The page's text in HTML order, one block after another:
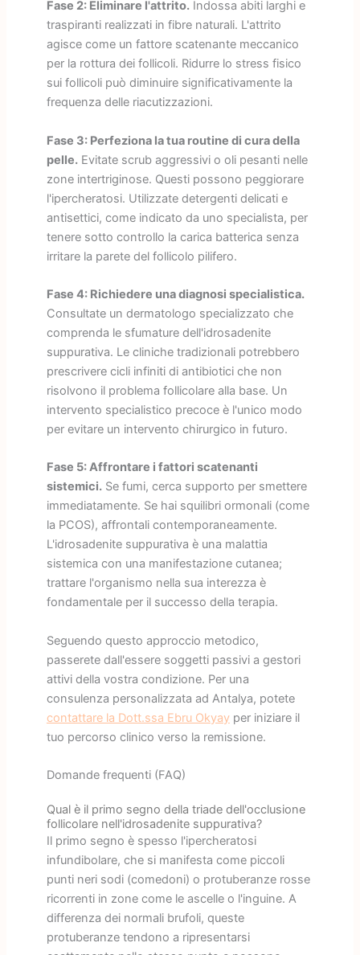
Fase 2: Eliminare l'attrito.Indossa abiti larghi e
traspiranti realizzati in fibre naturali. L'attrito
agisce come un fattore scatenante meccanico
per la rottura dei follicoli. Ridurre lo stress fisico
sui follicoli può diminuire significativamente la
frequenza delle riacutizzazioni.
Fase 3: Perfeziona la tua routine di cura della
pelle.Evitate scrub aggressivi o oli pesanti nelle
zone intertriginose. Questi possono peggiorare
l'ipercheratosi. Utilizzate detergenti delicati e
antisettici, come indicato da uno specialista, per
tenere sotto controllo la carica batterica senza
irritare la parete del follicolo pilifero.
Fase 4: Richiedere una diagnosi specialistica.
Consultate un dermatologo specializzato che
comprenda le sfumature dell'idrosadenite
suppurativa. Le cliniche tradizionali potrebbero
prescrivere cicli infiniti di antibiotici che non
risolvono il problema follicolare alla base. Un
intervento specialistico precoce è l'unico modo
per evitare un intervento chirurgico in futuro.
Fase 5: Affrontare i fattori scatenanti
sistemici.Se fumi, cerca supporto per smettere
immediatamente. Se hai squilibri ormonali (come
la PCOS), affrontali contemporaneamente.
L'idrosadenite suppurativa è una malattia
sistemica con una manifestazione cutanea;
trattare l'organismo nella sua interezza è
fondamentale per il successo della terapia.
Seguendo questo approccio metodico,
passerete dall'essere soggetti passivi a gestori
attivi della vostra condizione. Per una
consulenza personalizzata ad Antalya, potete
contattare la Dott.ssa Ebru Okyayper iniziare il
tuo percorso clinico verso la remissione.
Domande frequenti (FAQ)
Qual è il primo segno della triade dell'occlusione
follicolare nell'idrosadenite suppurativa?
Il primo segno è spesso l'ipercheratosi
infundibolare, che si manifesta come piccoli
punti neri sodi (comedoni) o protuberanze rosse
ricorrenti in zone come le ascelle o l'inguine. A
differenza dei normali brufoli, queste
protuberanze tendono a ripresentarsi